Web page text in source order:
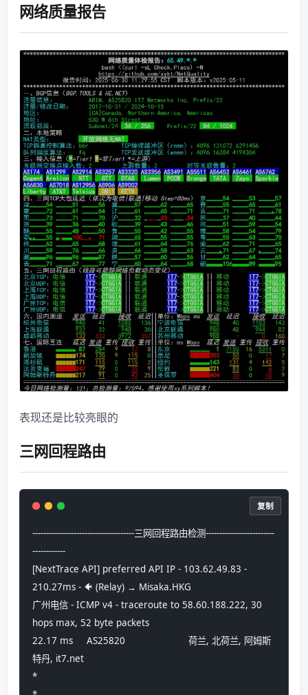
网络质量报告
表现还是比较亮眼的
三网回程路由
-------------------------------------三网回程路由检测-------------------------
------------
[NextTrace API] preferred API IP - 103.62.49.83 -
210.27ms - 🐠 (Relay) → Misaka.HKG
广州电信 - ICMP v4 - traceroute to 58.60.188.222, 30
hops max, 52 byte packets
22.17 ms     AS25820                       荷兰, 北荷兰, 阿姆斯
特丹, it7.net
*
复制